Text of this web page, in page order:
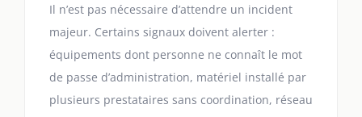
Il n’est pas nécessaire d’attendre un incident
majeur. Certains signaux doivent alerter :
équipements dont personne ne connaît le mot
de passe d’administration, matériel installé par
plusieurs prestataires sans coordination, réseau